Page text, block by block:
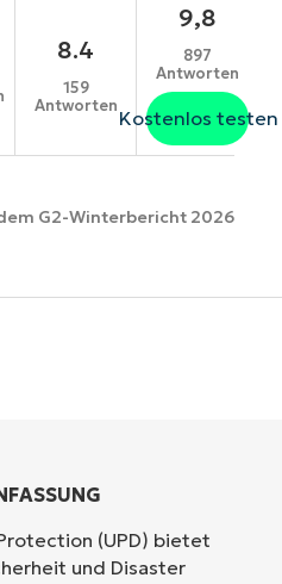
8.4
159
Antworten
9,8
897
Antworten
Kostenlos testen
G2-Winterbericht 2026
(UPD) bietet
und Disaster